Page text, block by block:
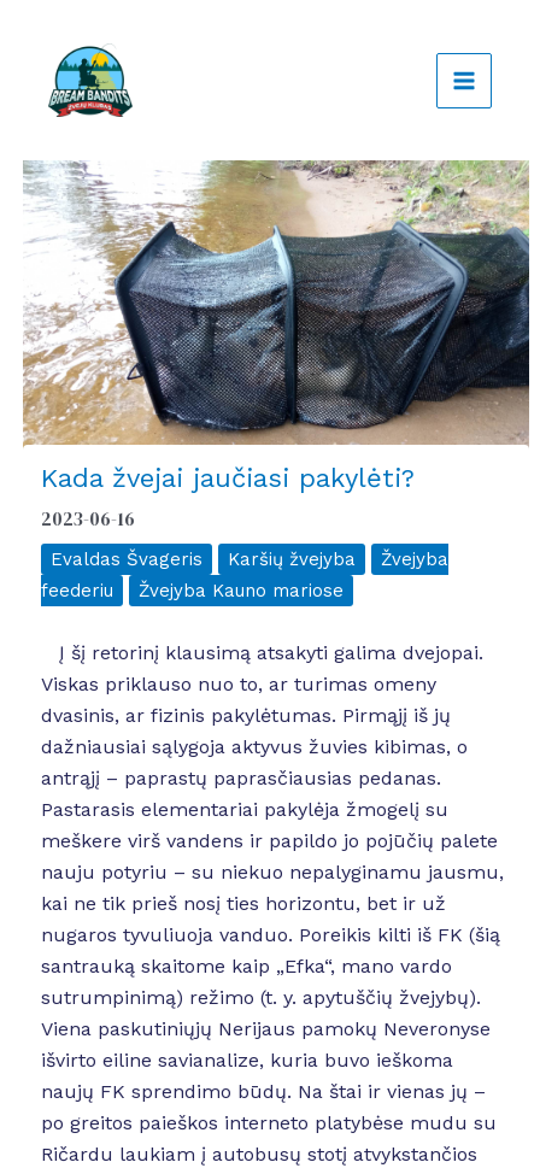
turinio
Kada žvejai jaučiasi pakylėti?
2023-06-16
Evaldas Švageris Karšių žvejyba
Žvejyba
feederiu
Žvejyba Kauno mariose
Į šį retorinį klausimą atsakyti galima dvejopai.
Viskas priklauso nuo to, ar turimas omeny
dvasinis, ar fizinis pakylėtumas. Pirmąjį iš jų
dažniausiai sąlygoja aktyvus žuvies kibimas, o
antrąjį – paprastų paprasčiausias pedanas.
Pastarasis elementariai pakylėja žmogelį su
meškere virš vandens ir papildo jo pojūčių palete
nauju potyriu – su niekuo nepalyginamu jausmu,
kai ne tik prieš nosį ties horizontu, bet ir už
nugaros tyvuliuoja vanduo. Poreikis kilti iš FK (šią
santrauką skaitome kaip „Efka“, mano vardo
sutrumpinimą) režimo (t. y. apytuščių žvejybų).
Viena paskutiniųjų Nerijaus pamokų Neveronyse
išvirto eiline savianalize, kuria buvo ieškoma
naujų FK sprendimo būdų. Na štai ir vienas jų –
po greitos paieškos interneto platybėse mudu su
Ričardu laukiam į autobusų stotį atvykstančios